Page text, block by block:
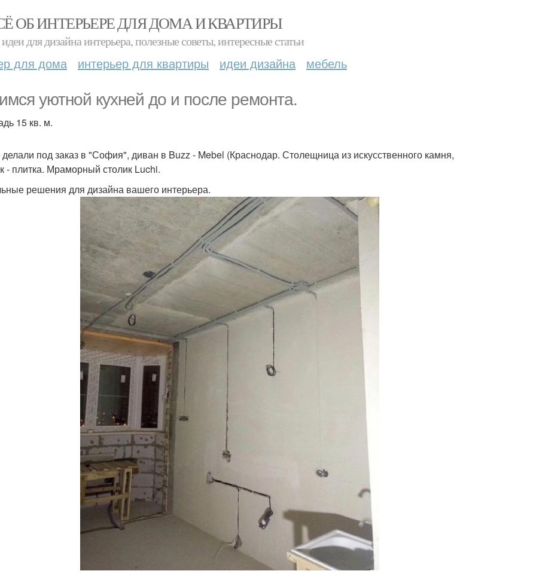
ОБ ИНТЕРЬЕРЕ ДЛЯ ДОМА И КВАРТИРЫ
для дизайна интерьера, полезные советы, интересные статьи
для дома интерьер для квартиры идеи дизайна мебель
уютной кухней до и после ремонта.
15 кв. м.
под заказ в "София", диван в Buzz - Mebel (Краснодар. Столещница из искусственного камня,
- плитка. Мраморный столик Luchi.
решения для дизайна вашего интерьера.